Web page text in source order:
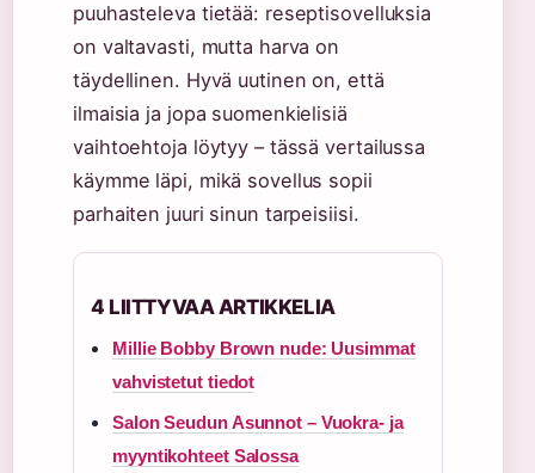
puuhasteleva tietää: reseptisovelluksia
on valtavasti, mutta harva on
täydellinen. Hyvä uutinen on, että
ilmaisia ja jopa suomenkielisiä
vaihtoehtoja löytyy – tässä vertailussa
käymme läpi, mikä sovellus sopii
parhaiten juuri sinun tarpeisiisi.
4 LIITTYVAA ARTIKKELIA
Millie Bobby Brown nude: Uusimmat
vahvistetut tiedot
Salon Seudun Asunnot – Vuokra- ja
myyntikohteet Salossa